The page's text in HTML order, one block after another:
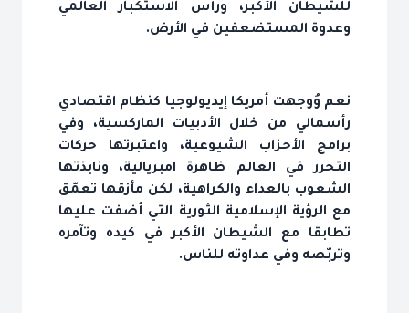
للشيطان الأكبر، ورأس الاستكبار العالمي
وعدوة المستضعفين في الأرض.
نعم وُوجهت أمريكا إيديولوجيا كنظام اقتصادي
رأسمالي من خلال الأدبيات الماركسية، وفي
برامج الأحزاب الشيوعية، واعتبرتها حركات
التحرر في العالم ظاهرة امبريالية، ونابذتها
الشعوب بالعداء والكراهية، لكن مأزقها تعمّق
مع الرؤية الإسلامية الثورية التي أضفت عليها
تطابقا مع الشيطان الأكبر في كيده وتآمره
وتربّصه وفي عداوته للناس.